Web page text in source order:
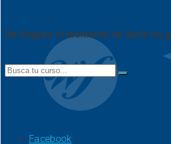
Ha llegado el momento de darle un
Search
Facebook